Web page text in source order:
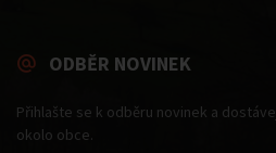
ODBĚR NOVINEK
Přihlašte se k odběru novinek a
okolo obce.